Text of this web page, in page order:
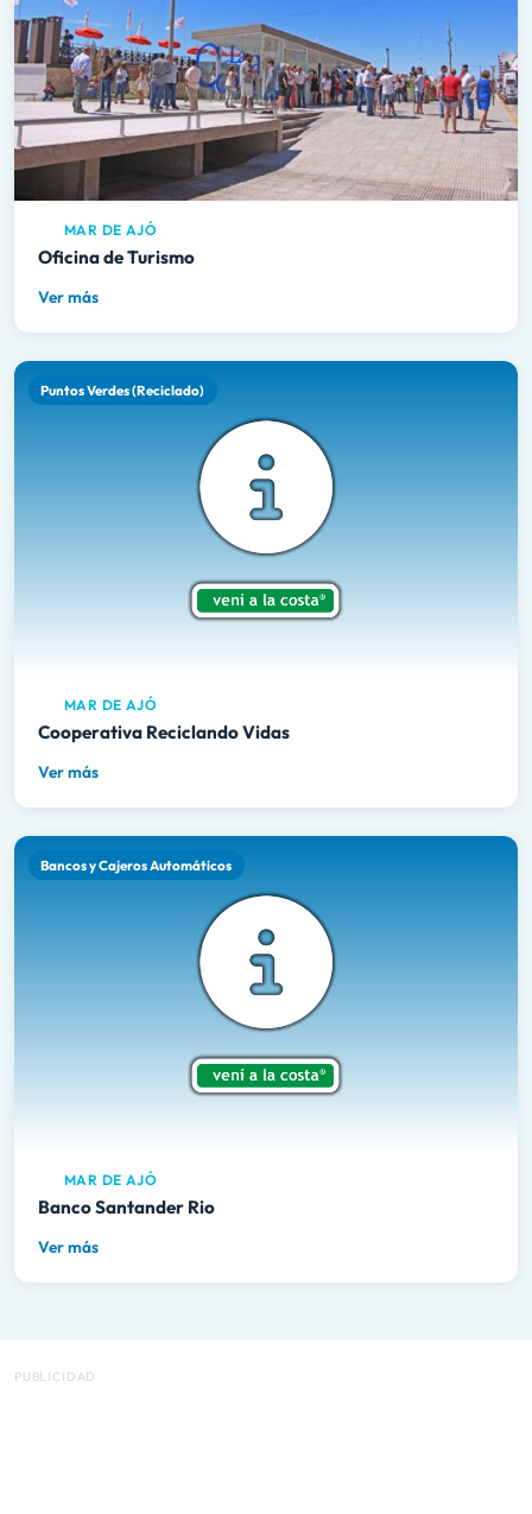
MAR DE AJÓ
Oficina de Turismo
Ver más
Puntos Verdes (Reciclado)
MAR DE AJÓ
Cooperativa Reciclando Vidas
Ver más
Bancos y Cajeros Automáticos
MAR DE AJÓ
Banco Santander Rio
Ver más
PUBLICIDAD